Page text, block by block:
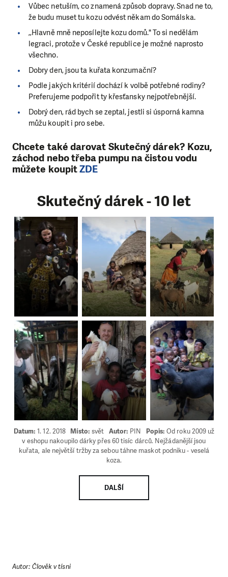
Vůbec netuším, co znamená způsob dopravy. Snad ne to,
že budu muset tu kozu odvést někam do Somálska.
,,Hlavně mně neposílejte kozu domů." To si nedělám
legraci, protože v České republice je možné naprosto
všechno.
Dobry den, jsou ta kuřata konzumační?
Podle jakých kritérií dochází k volbě potřebné rodiny?
Preferujeme podpořit ty křesťansky nejpotřebnější.
Dobrý den, rád bych se zeptal, jestli si úsporná kamna
můžu koupit i pro sebe.
Chcete také darovat Skutečný dárek? Kozu,
záchod nebo třeba pumpu na čistou vodu
můžete koupitZDE
Skutečný dárek - 10 let
Datum:1. 12. 2018 Místo: svět Autor: PIN Popis:Od roku 2009 už
v eshopu nakoupilo dárky přes 60 tisíc dárců. Nejžádanější jsou
kuřata, ale největší tržby za sebou táhne maskot podniku - veselá
koza.
DALŠÍ
Autor: Člověk v tísni
LÍBÍ SE VÁM, CO DĚLÁME?
PODPOŘTE NÁS!
Abychom mohli pomáhat smysluplně, neobejdeme se
bez Vaší podpory. Ať už se nám rozhodnete pomoci
jedním darem nebo se stanete pravidelným dárcem
Klubu přátel, Vaše dary nám umožní pomoci vždy tam,
kde je to nejvíce potřeba.
DAROVAT DAROVAT PRAVIDELNĚ